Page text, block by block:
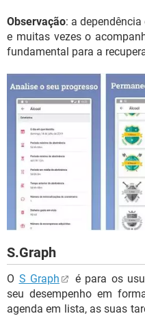
Observação: a
e muitas vezes o
fundamental para a
S.Graph
O S Graph
é para os
seu desempenho em
agenda em lista, as suas